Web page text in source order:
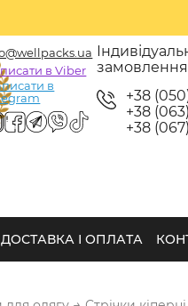
в Viber
в
замовлення
+38
+38
+38
ДОСТАВКА І ОПЛАТА